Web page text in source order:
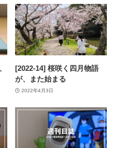
[2022-14] 桜咲く四月物語
が、また始まる
2022年4月3日